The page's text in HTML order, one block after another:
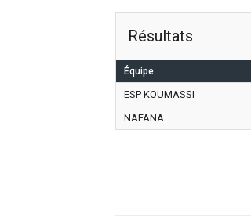
Résultats
Équipe
ESP KOUMASSI
NAFANA